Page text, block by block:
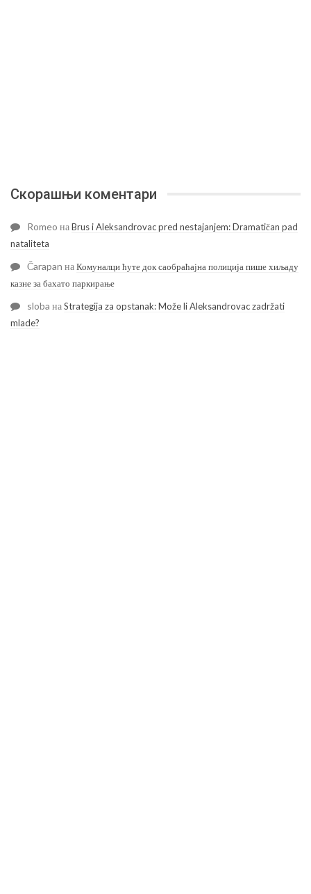
Скорашњи коментари
Romeo наBrus i Aleksandrovac pred nestajanjem: Dramatičan pad
nataliteta
Čarapan наКомуналци ћуте док саобраћајна полиција пише хиљаду
казне за бахато паркирање
sloba наStrategija za opstanak: Može li Aleksandrovac zadržati
mlade?